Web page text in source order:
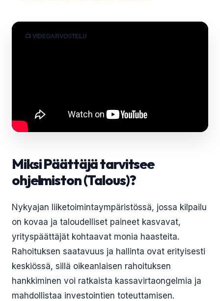
📺 VIDEOARVOSTELU
Miksi Päättäjä tarvitsee
ohjelmiston (Talous)?
Nykyajan liiketoimintaympäristössä, jossa kilpailu
on kovaa ja taloudelliset paineet kasvavat,
yrityspäättäjät kohtaavat monia haasteita.
Rahoituksen saatavuus ja hallinta ovat erityisesti
keskiössä, sillä oikeanlaisen rahoituksen
hankkiminen voi ratkaista kassavirtaongelmia ja
mahdollistaa investointien toteuttamisen.